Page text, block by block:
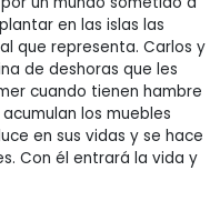
en las islas las
que representa. Carlos y
de deshoras que les
cuando tienen hambre
los muebles
en sus vidas y se hace
Con él entrará la vida y